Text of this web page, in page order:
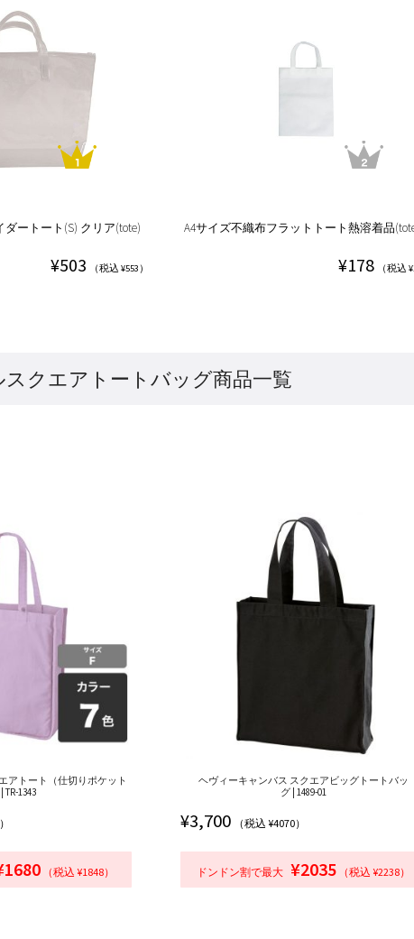
ートート(S) クリア(tote)
¥503 （税込 ¥553）
A4サイズ不織布フラットトート熱溶着品
¥178 （税込
クエアトートバッグ商品一覧
アトート（仕切りポケット
TR-1343
（税込 ¥1848）
ヘヴィーキャンバス スクエアビッグトートバッ
グ | 1489-01
¥3,700 （税込 ¥4070）
ドンドン割で最大 ¥2035 （税込 ¥2238）